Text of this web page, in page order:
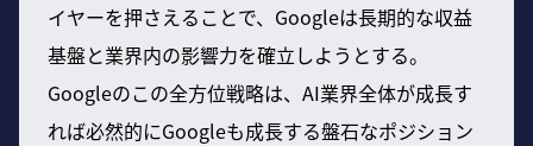
イヤーを押さえることで、Googleは長期的な収益
基盤と業界内の影響力を確立しようとする。
Googleのこの全方位戦略は、AI業界全体が成長す
れば必然的にGoogleも成長する盤石なポジション